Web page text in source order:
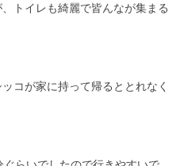
トイレも綺麗で皆んなが集まる
コが家に持って帰るととれなく